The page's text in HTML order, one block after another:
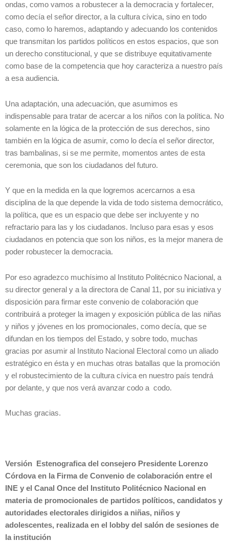
ondas, como vamos a robustecer a la democracia y fortalecer,
como decía el señor director, a la cultura cívica, sino en todo
caso, como lo haremos, adaptando y adecuando los contenidos
que transmitan los partidos políticos en estos espacios, que son
un derecho constitucional, y que se distribuye equitativamente
como base de la competencia que hoy caracteriza a nuestro país
a esa audiencia.
Una adaptación, una adecuación, que asumimos es
indispensable para tratar de acercar a los niños con la política. No
solamente en la lógica de la protección de sus derechos, sino
también en la lógica de asumir, como lo decía el señor director,
tras bambalinas, si se me permite, momentos antes de esta
ceremonia, que son los ciudadanos del futuro.
Y que en la medida en la que logremos acercarnos a esa
disciplina de la que depende la vida de todo sistema democrático,
la política, que es un espacio que debe ser incluyente y no
refractario para las y los ciudadanos. Incluso para esas y esos
ciudadanos en potencia que son los niños, es la mejor manera de
poder robustecer la democracia.
Por eso agradezco muchísimo al Instituto Politécnico Nacional, a
su director general y a la directora de Canal 11, por su iniciativa y
disposición para firmar este convenio de colaboración que
contribuirá a proteger la imagen y exposición pública de las niñas
y niños y jóvenes en los promocionales, como decía, que se
difundan en los tiempos del Estado, y sobre todo, muchas
gracias por asumir al Instituto Nacional Electoral como un aliado
estratégico en ésta y en muchas otras batallas que la promoción
y el robustecimiento de la cultura cívica en nuestro país tendrá
por delante, y que nos verá avanzar codo a codo.
Muchas gracias.
Versión Estenografica del consejero Presidente Lorenzo
Córdova en la Firma de Convenio de colaboración entre el
INE y el Canal Once del Instituto Politécnico Nacional en
materia de promocionales de partidos políticos, candidatos y
autoridades electorales dirigidos a niñas, niños y
adolescentes, realizada en el lobby del salón de sesiones de
la institución